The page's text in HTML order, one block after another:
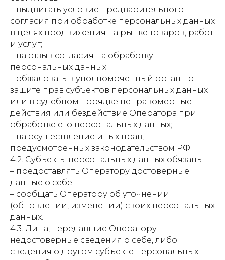
– выдвигать условие предварительного
согласия при обработке персональных данных
в целях продвижения на рынке товаров, работ
и услуг;
– на отзыв согласия на обработку
персональных данных;
– обжаловать в уполномоченный орган по
защите прав субъектов персональных данных
или в судебном порядке неправомерные
действия или бездействие Оператора при
обработке его персональных данных;
– на осуществление иных прав,
предусмотренных законодательством РФ.
4.2. Субъекты персональных данных обязаны:
– предоставлять Оператору достоверные
данные о себе;
– сообщать Оператору об уточнении
(обновлении, изменении) своих персональных
данных.
4.3. Лица, передавшие Оператору
недостоверные сведения о себе, либо
сведения о другом субъекте персональных